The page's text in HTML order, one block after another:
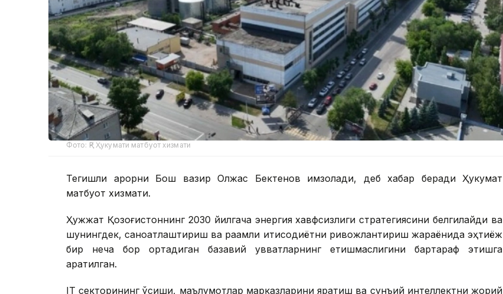
Фото: ҚР Ҳукумати матбуот хизмати
Тегишли қарорни Бош вазир Олжас Бектенов имзолади, деб хабар беради Ҳукумат
матбуот хизмати.
Ҳужжат Қозоғистоннинг 2030 йилгача энергия хавфсизлиги стратегиясини белгилайди ва
шунингдек, саноатлаштириш ва рақамли иқтисодиётни ривожлантириш жараёнида эҳтиёж
бир неча бор ортадиган базавий қувватларнинг етишмаслигини бартараф этишга
қаратилган.
IТ секторининг ўсиши, маълумотлар марказларини яратиш ва сунъий интеллектни жорий